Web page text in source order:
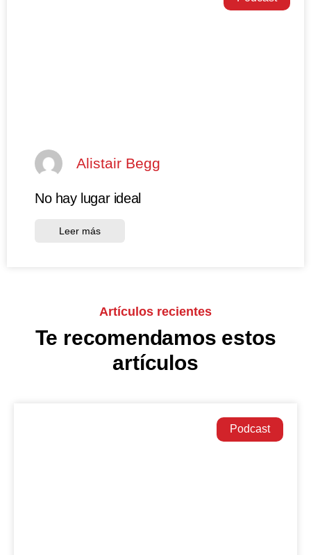
Alistair Begg
No hay lugar ideal
Leer más
Artículos recientes
Te recomendamos estos
artículos
Podcast